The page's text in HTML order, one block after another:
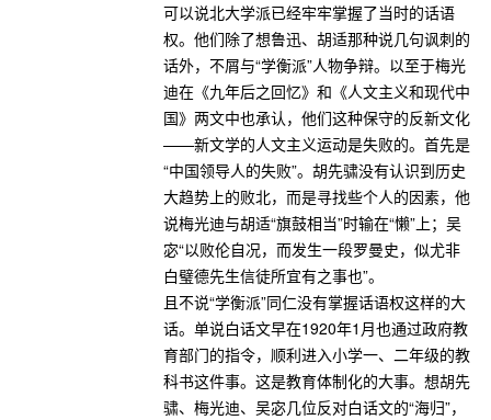
可以说北大学派已经牢牢掌握了当时的话语
权。他们除了想鲁迅、胡适那种说几句讽刺的
话外，不屑与“学衡派”人物争辩。以至于梅光
迪在《九年后之回忆》和《人文主义和现代中
国》两文中也承认，他们这种保守的反新文化
——新文学的人文主义运动是失败的。首先是
“中国领导人的失败”。胡先骕没有认识到历史
大趋势上的败北，而是寻找些个人的因素，他
说梅光迪与胡适“旗鼓相当”时输在“懒”上；吴
宓“以败伦自况，而发生一段罗曼史，似尤非
白璧德先生信徒所宜有之事也”。
且不说“学衡派”同仁没有掌握话语权这样的大
话。单说白话文早在1920年1月也通过政府教
育部门的指令，顺利进入小学一、二年级的教
科书这件事。这是教育体制化的大事。想胡先
骕、梅光迪、吴宓几位反对白话文的“海归”，